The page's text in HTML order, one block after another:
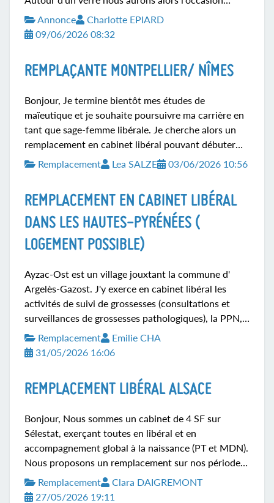
d'échanger avec vous sur nos différentes activités.
Nous vous attendons entre 18h et 20h, n'hésitez pas
Gallou Papin, Ludivine Le Guevello, Caroline
Genillier, Julie Mazouin et Charlotte Epiard.
Annonce
Charlotte EPIARD
09/06/2026 08:32
REMPLAÇANTE MONTPELLIER/ NÎMES
Bonjour, Je termine bientôt mes études de
maïeutique et je souhaite poursuivre ma carrière en
tant que sage-femme libérale. Je cherche alors un
remplacement en cabinet libéral pouvant débuter
dès la 2e semaine de juillet sur Montpellier et les
alentours ou alors sur Nîmes et villages voisins.
Remplacement Lea SALZE 03/06/2026 10:56
REMPLACEMENT EN CABINET LIBÉRAL
DANS LES HAUTES-PYRÉNÉES (
LOGEMENT POSSIBLE)
Ayzac-Ost est un village jouxtant la commune d'
Argelès-Gazost. J'y exerce en cabinet libéral les
activités de suivi de grossesses (consultations et
surveillances de grossesses pathologiques), la PPN,
les retours de maternité et le suivi gynécologique de
prévention et contraception. La maison de santé est
même logiciel métier (Weda). Le secteur
d'intervention est en zone montagne et nécessite
logement confortable à 4 minutes à pieds du cabinet
est envisageable pour vous seule, avec petit...
Remplacement
Emilie CHA
31/05/2026 16:06
REMPLACEMENT LIBÉRAL ALSACE
Bonjour, Nous sommes un cabinet de 4 SF sur
Sélestat, exerçant toutes en libéral et en
accompagnement global à la naissance (PT et MDN).
Nous proposons un remplacement sur nos périodes
de congés estivaux, du 6 juillet au 30 août 2026.
Nous ne prenons pas nos congés en même temps
Remplacement
Clara DAIGREMONT
27/05/2026 19:11